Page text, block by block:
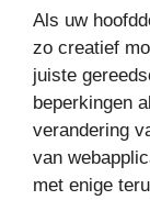
Als uw
zo creatief
juiste
beperkingen
verandering
van
met enige